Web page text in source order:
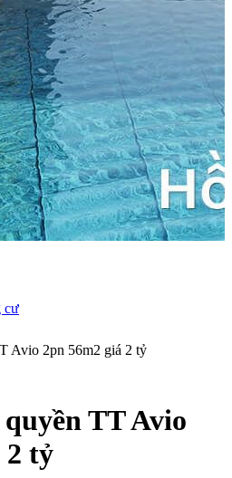
cư
Avio 2pn 56m2 giá 2 tỷ
TT Avio
2 tỷ